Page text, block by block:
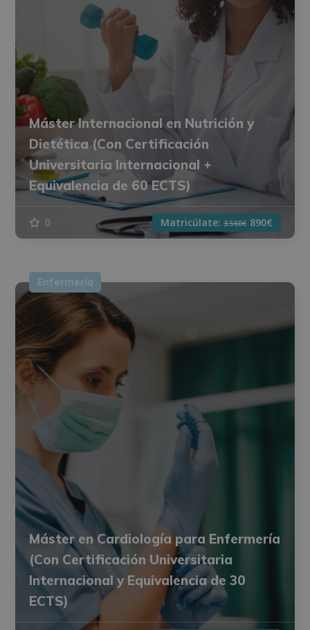
Máster Internacional en Nutrición y
Dietética (Con Certificación
Universitaria Internacional +
Equivalencia de 60 ECTS)
0 Matricúlate: 3.560€ 890€
Enfermería
Máster en Cardiología para Enfermería
(Con Certificación Universitaria
Internacional y Equivalencia de 30
ECTS)